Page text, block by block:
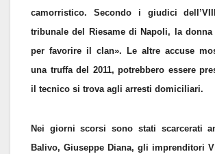
camorristico. Secondo i giudici
tribunale del Riesame di Napoli, la
per favorire il clan». Le altre accuse
una truffa del 2011, potrebbero essere
il tecnico si trova agli arresti domiciliari.
Nei giorni scorsi sono stati scarcerati
Balivo, Giuseppe Diana, gli imprenditori